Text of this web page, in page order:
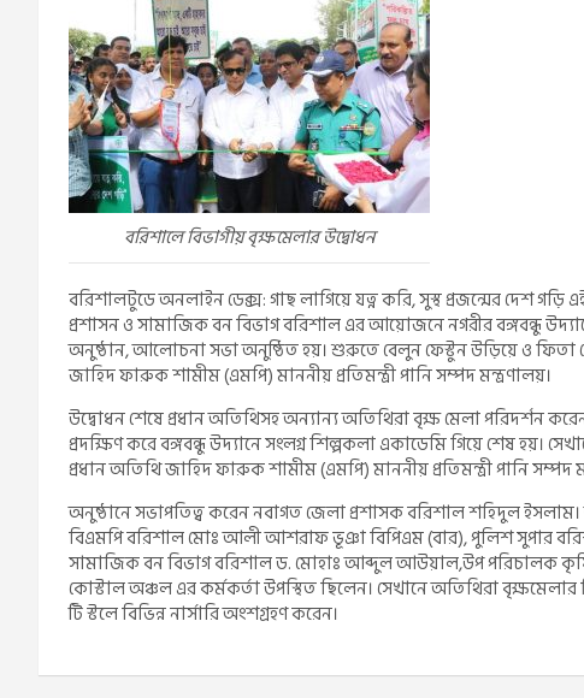
বরিশালে বিভাগীয় বৃক্ষমেলার উদ্বোধন
বরিশালটুডে অনলাইন ডেক্স: গাছ লাগিয়ে যত্ন করি, সুস্থ প্রজন্মের দেশ
প্রশাসন ও সামাজিক বন বিভাগ বরিশাল এর আয়োজনে নগরীর বঙ্গবন্ধু
অনুষ্ঠান, আলোচনা সভা অনুষ্ঠিত হয়। শুরুতে বেলুন ফেস্টুন উড়িয়ে ও ফিতা
জাহিদ ফারুক শামীম (এমপি) মাননীয় প্রতিমন্ত্রী পানি সম্পদ মন্ত্রণালয়।
উদ্বোধন শেষে প্রধান অতিথিসহ অন্যান্য অতিথিরা বৃক্ষ মেলা পরিদর্শন
প্রদক্ষিণ করে বঙ্গবন্ধু উদ্যানে সংলগ্ন শিল্পকলা একাডেমি গিয়ে শেষ হয়।
প্রধান অতিথি জাহিদ ফারুক শামীম (এমপি) মাননীয় প্রতিমন্ত্রী পানি সম্পদ
অনুষ্ঠানে সভাপতিত্ব করেন নবাগত জেলা প্রশাসক বরিশাল শহিদুল
বিএমপি বরিশাল মোঃ আলী আশরাফ ভূঞা বিপিএম (বার), পুলিশ সুপার
সামাজিক বন বিভাগ বরিশাল ড. মোহাঃ আব্দুল আউয়াল,উপ পরিচালক
কোস্টাল অঞ্চল এর কর্মকর্তা উপস্থিত ছিলেন। সেখানে অতিথিরা
টি স্টলে বিভিন্ন নার্সারি অংশগ্রহণ করেন।